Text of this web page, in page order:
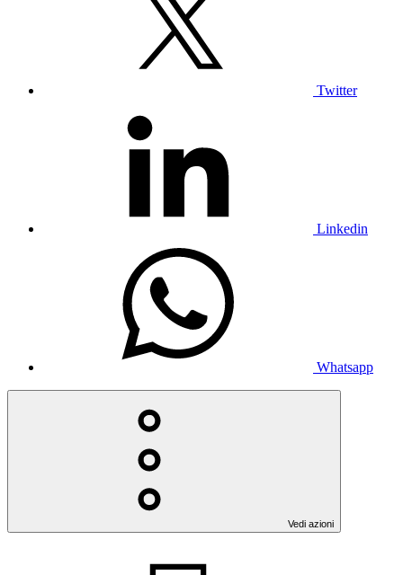
Twitter
Linkedin
Whatsapp
Vedi azioni